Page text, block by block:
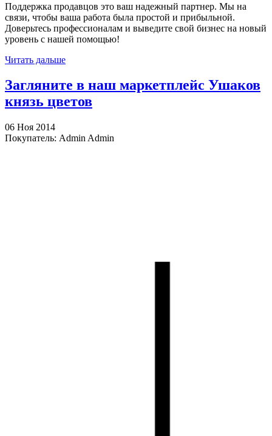
Поддержка продавцов это ваш надежный партнер. Мы на
связи, чтобы ваша работа была простой и прибыльной.
Доверьтесь профессионалам и выведите свой бизнес на новый
уровень с нашей помощью!
Читать дальше
Загляните в наш маркетплейс Ушаков
князь цветов
06 Ноя 2014
Покупатель: Admin Admin